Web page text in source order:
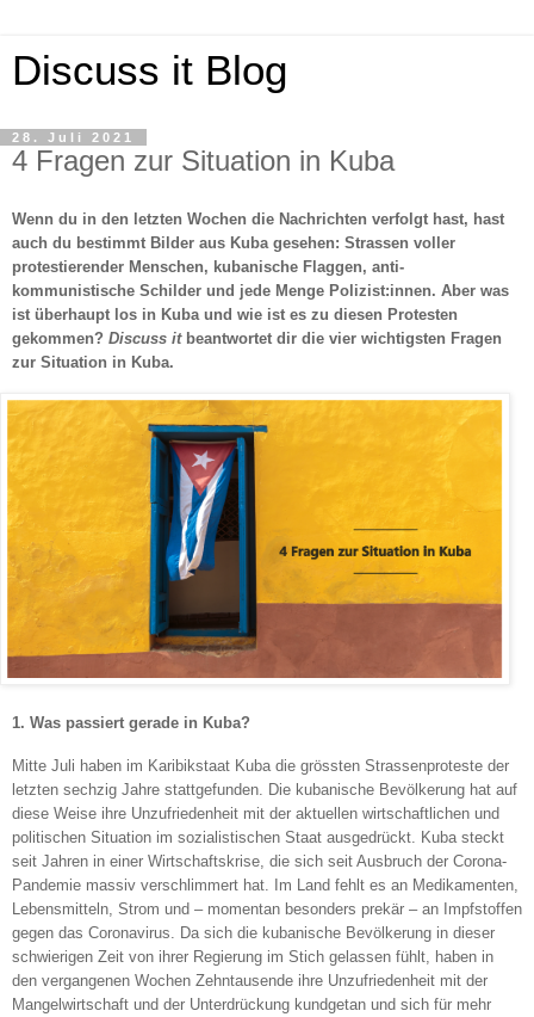
Discuss it Blog
28. Juli 2021
4 Fragen zur Situation in Kuba
Wenn du in den letzten Wochen die Nachrichten verfolgt hast, hast
auch du bestimmt Bilder aus Kuba gesehen: Strassen voller
protestierender Menschen, kubanische Flaggen, anti-
kommunistische Schilder und jede Menge Polizist:innen. Aber was
ist überhaupt los in Kuba und wie ist es zu diesen Protesten
gekommen? Discuss it beantwortet dir die vier wichtigsten Fragen
zur Situation in Kuba.
1. Was passiert gerade in Kuba?
Mitte Juli haben im Karibikstaat Kuba die grössten Strassenproteste der
letzten sechzig Jahre stattgefunden. Die kubanische Bevölkerung hat auf
diese Weise ihre Unzufriedenheit mit der aktuellen wirtschaftlichen und
politischen Situation im sozialistischen Staat ausgedrückt. Kuba steckt
seit Jahren in einer Wirtschaftskrise, die sich seit Ausbruch der Corona-
Pandemie massiv verschlimmert hat. Im Land fehlt es an Medikamenten,
Lebensmitteln, Strom und – momentan besonders prekär – an Impfstoffen
gegen das Coronavirus. Da sich die kubanische Bevölkerung in dieser
schwierigen Zeit von ihrer Regierung im Stich gelassen fühlt, haben in
den vergangenen Wochen Zehntausende ihre Unzufriedenheit mit der
Mangelwirtschaft und der Unterdrückung kundgetan und sich für mehr